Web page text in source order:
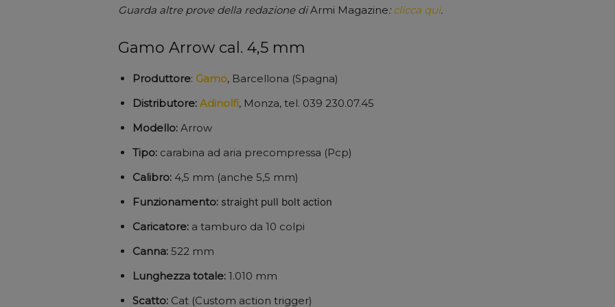
Guarda altre prove della redazione diArmi Magazine: clicca qui.
Gamo Arrow cal. 4,5 mm
Produttore: Gamo, Barcellona (Spagna)
Distributore: Adinolfi, Monza, tel. 039 230.07.45
Modello: Arrow
Tipo: carabina ad aria precompressa (Pcp)
Calibro: 4,5 mm (anche 5,5 mm)
Funzionamento: straight pull bolt action
Caricatore: a tamburo da 10 colpi
Canna: 522 mm
Lunghezza totale: 1.010 mm
Scatto: Cat (Custom action trigger)